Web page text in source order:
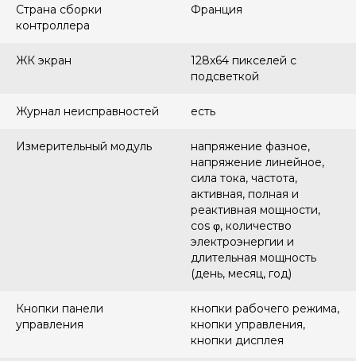
Страна сборки
контроллера
Франция
ЖК экран
128x64 пикселей с
подсветкой
Журнал неисправностей есть
Измерительный модуль
напряжение фазное,
напряжение линейное,
сила тока, частота,
активная, полная и
реактивная мощности,
cos φ, количество
электроэнергии и
длительная мощность
(день, месяц, год)
Кнопки панели
управления
кнопки рабочего режима,
кнопки управления,
кнопки дисплея